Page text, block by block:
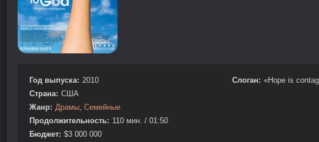
Год выпуска: 2010
Страна: США
Жанр: Драмы Семейные
Продолжительность: 110 мин. / 01:50
Бюджет: $3 000 000
Слоган: «Hope is